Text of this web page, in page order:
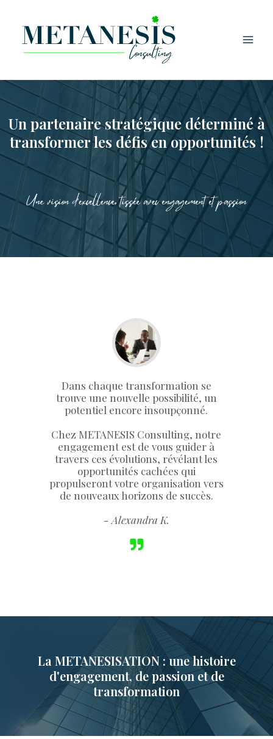
contenu
Un partenaire stratégique déterminé à
transformer les défis en opportunités !
Dans chaque transformation se
trouve une nouvelle possibilité, un
potentiel encore insoupçonné.
Chez METANESIS Consulting, notre
engagement est de vous guider à
travers ces évolutions, révélant les
opportunités cachées qui
propulseront votre organisation vers
de nouveaux horizons de succès.
- Alexandra K.
La METANESISATION : une histoire
d'engagement, de passion et de
transformation